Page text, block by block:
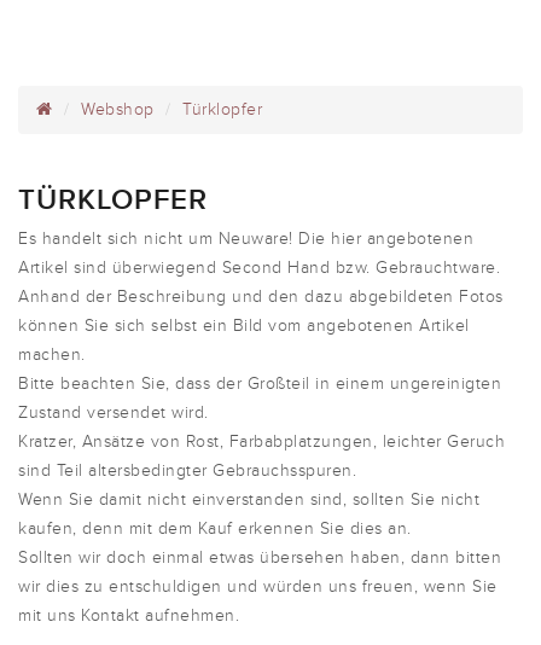
Webshop Türklopfer
TÜRKLOPFER
Es handelt sich nicht um Neuware! Die hier angebotenen
Artikel sind überwiegend Second Hand bzw. Gebrauchtware.
Anhand der Beschreibung und den dazu abgebildeten Fotos
können Sie sich selbst ein Bild vom angebotenen Artikel
machen.
Bitte beachten Sie, dass der Großteil in einem ungereinigten
Zustand versendet wird.
Kratzer, Ansätze von Rost, Farbabplatzungen, leichter Geruch
sind Teil altersbedingter Gebrauchsspuren.
Wenn Sie damit nicht einverstanden sind, sollten Sie nicht
kaufen, denn mit dem Kauf erkennen Sie dies an.
Sollten wir doch einmal etwas übersehen haben, dann bitten
wir dies zu entschuldigen und würden uns freuen, wenn Sie
mit uns Kontakt aufnehmen.